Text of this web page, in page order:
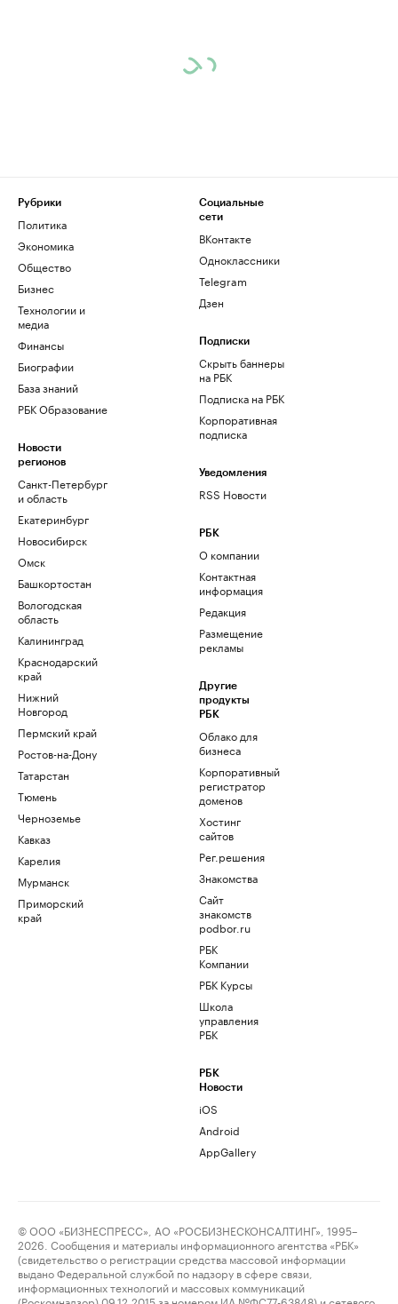
Рубрики
Политика
Экономика
Общество
Бизнес
Технологии и
медиа
Финансы
Биографии
База знаний
РБК Образование
Новости
регионов
Санкт-Петербург
и область
Екатеринбург
Новосибирск
Омск
Башкортостан
Вологодская
область
Калининград
Краснодарский
край
Нижний
Новгород
Пермский край
Ростов-на-Дону
Татарстан
Тюмень
Черноземье
Кавказ
Карелия
Мурманск
Приморский
край
Социальные
сети
ВКонтакте
Одноклассники
Telegram
Дзен
Подписки
Скрыть баннеры
на РБК
Подписка на РБК
Корпоративная
подписка
Уведомления
RSS Новости
РБК
О компании
Контактная
информация
Редакция
Размещение
рекламы
Другие
продукты
РБК
Облако для
бизнеса
Корпоративный
регистратор
доменов
Хостинг
сайтов
Рег.решения
Знакомства
Сайт
знакомств
podbor.ru
РБК
Компании
РБК Курсы
Школа
управления
РБК
РБК
Новости
iOS
Android
AppGallery
© ООО «БИЗНЕСПРЕСС», АО «РОСБИЗНЕСКОНСАЛТИНГ», 1995–
2026. Сообщения и материалы информационного агентства «РБК»
(свидетельство о регистрации средства массовой информации
выдано Федеральной службой по надзору в сфере связи,
информационных технологий и массовых коммуникаций